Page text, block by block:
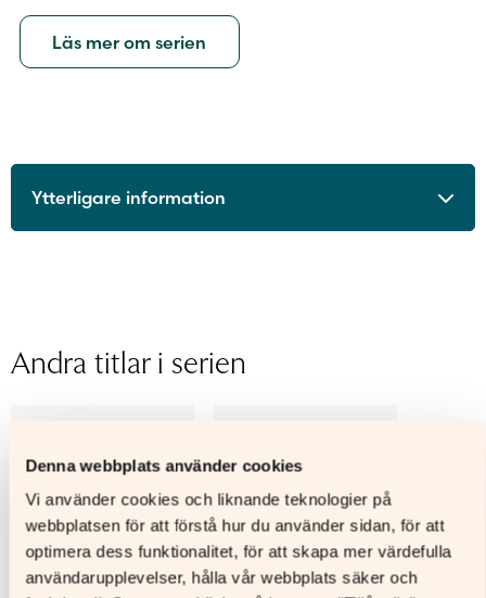
Denna webbplats använder cookies
Vi använder cookies och liknande teknologier på
webbplatsen för att förstå hur du använder sidan, för att
optimera dess funktionalitet, för att skapa mer värdefulla
användarupplevelser, hålla vår webbplats säker och
Läs mer om serien
Ytterligare information
Ljudfils
Illustratör
Anders Lagerdahl
Andra titlar i serien